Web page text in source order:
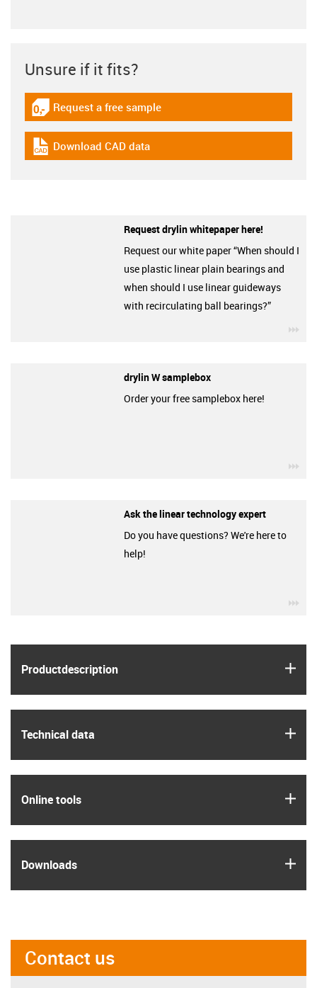
Product­description
Technical data
Online tools
Downloads
Unsure if it fits?
igus-icon-gratismuster
Request a free sample
igus-icon-cad-dateien
Download CAD data
Request drylin whitepaper here!
Request our white paper “When should I
use plastic linear plain bearings and
when should I use linear guideways
with recirculating ball bearings?”
drylin W samplebox
Order your free samplebox here!
Ask the linear technology expert
Do you have questions? We're here to
help!
Contact us